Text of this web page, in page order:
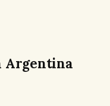
Argentina